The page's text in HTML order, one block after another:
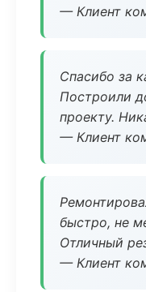
— Клиент
Спасибо за
Построили
проекту.
— Клиент
быстро, не
Отличный
— Клиент